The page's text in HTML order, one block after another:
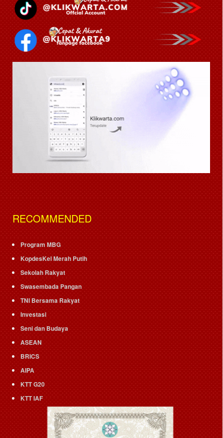
RECOMMENDED
Program MBG
KopdesKel Merah Putih
Sekolah Rakyat
Swasembada Pangan
TNI Bersama Rakyat
Investasi
Seni dan Budaya
ASEAN
BRICS
AIPA
KTT G20
KTT IAF